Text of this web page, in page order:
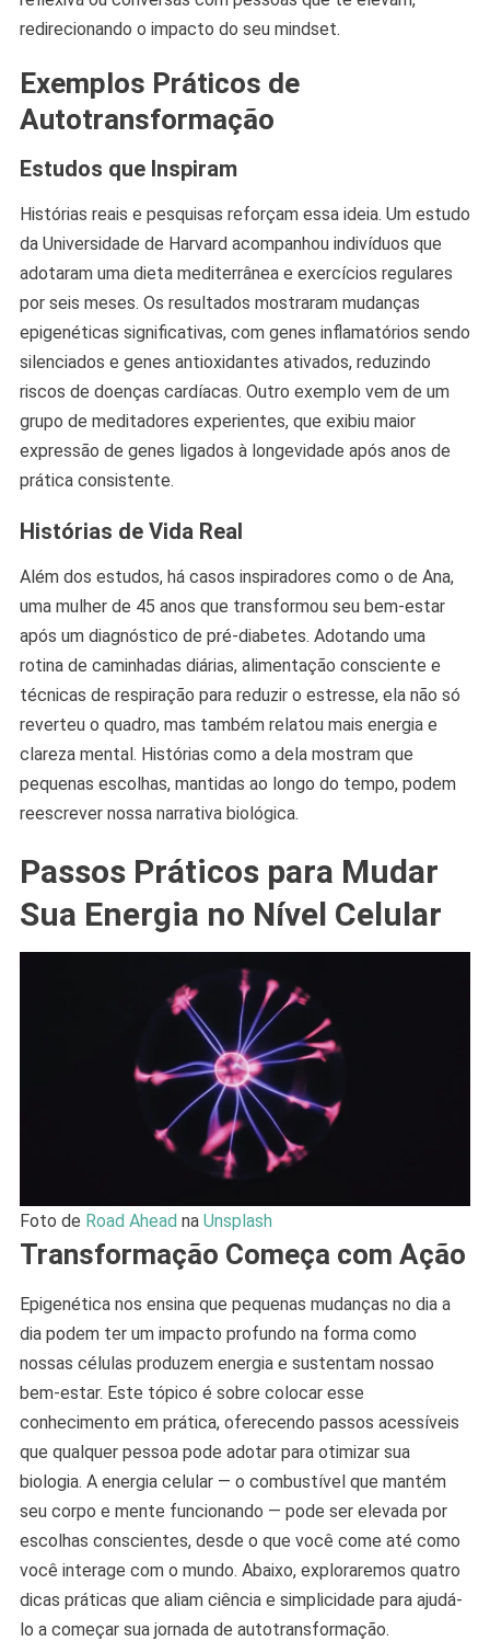
redirecionando o impacto do seu mindset.
Exemplos Práticos de
Autotransformação
Estudos que Inspiram
Histórias reais e pesquisas reforçam essa ideia. Um estudo
da Universidade de Harvard acompanhou indivíduos que
adotaram uma dieta mediterrânea e exercícios regulares
por seis meses. Os resultados mostraram mudanças
epigenéticas significativas, com genes inflamatórios sendo
silenciados e genes antioxidantes ativados, reduzindo
riscos de doenças cardíacas. Outro exemplo vem de um
grupo de meditadores experientes, que exibiu maior
expressão de genes ligados à longevidade após anos de
prática consistente.
Histórias de Vida Real
Além dos estudos, há casos inspiradores como o de Ana,
uma mulher de 45 anos que transformou seu bem-estar
após um diagnóstico de pré-diabetes. Adotando uma
rotina de caminhadas diárias, alimentação consciente e
técnicas de respiração para reduzir o estresse, ela não só
reverteu o quadro, mas também relatou mais energia e
clareza mental. Histórias como a dela mostram que
pequenas escolhas, mantidas ao longo do tempo, podem
reescrever nossa narrativa biológica.
Passos Práticos para Mudar
Sua Energia no Nível Celular
Foto de Road Ahead na Unsplash
Transformação Começa com Ação
Epigenética nos ensina que pequenas mudanças no dia a
dia podem ter um impacto profundo na forma como
nossas células produzem energia e sustentam nossao
bem-estar. Este tópico é sobre colocar esse
conhecimento em prática, oferecendo passos acessíveis
que qualquer pessoa pode adotar para otimizar sua
biologia. A energia celular — o combustível que mantém
seu corpo e mente funcionando — pode ser elevada por
escolhas conscientes, desde o que você come até como
você interage com o mundo. Abaixo, exploraremos quatro
dicas práticas que aliam ciência e simplicidade para ajudá-
lo a começar sua jornada de autotransformação.